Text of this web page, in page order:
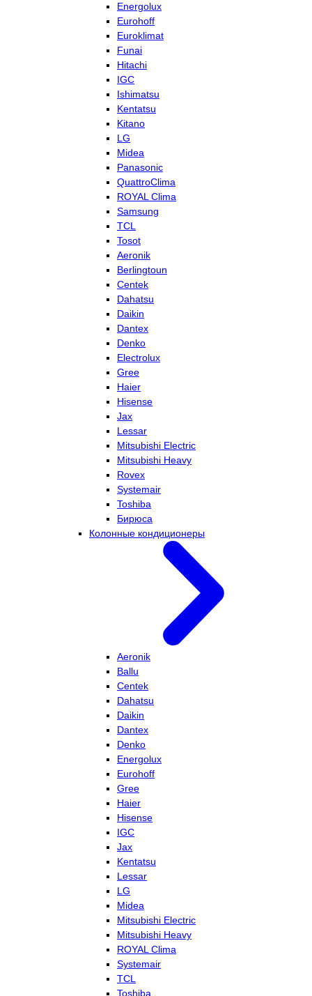
Energolux
Eurohoff
Euroklimat
Funai
Hitachi
IGC
Ishimatsu
Kentatsu
Kitano
LG
Midea
Panasonic
QuattroClima
ROYAL Clima
Samsung
TCL
Tosot
Aeronik
Berlingtoun
Centek
Dahatsu
Daikin
Dantex
Denko
Electrolux
Gree
Haier
Hisense
Jax
Lessar
Mitsubishi Electric
Mitsubishi Heavy
Rovex
Systemair
Toshiba
Бирюса
Колонные кондиционеры
Aeronik
Ballu
Centek
Dahatsu
Daikin
Dantex
Denko
Energolux
Eurohoff
Gree
Haier
Hisense
IGC
Jax
Kentatsu
Lessar
LG
Midea
Mitsubishi Electric
Mitsubishi Heavy
ROYAL Clima
Systemair
TCL
Toshiba